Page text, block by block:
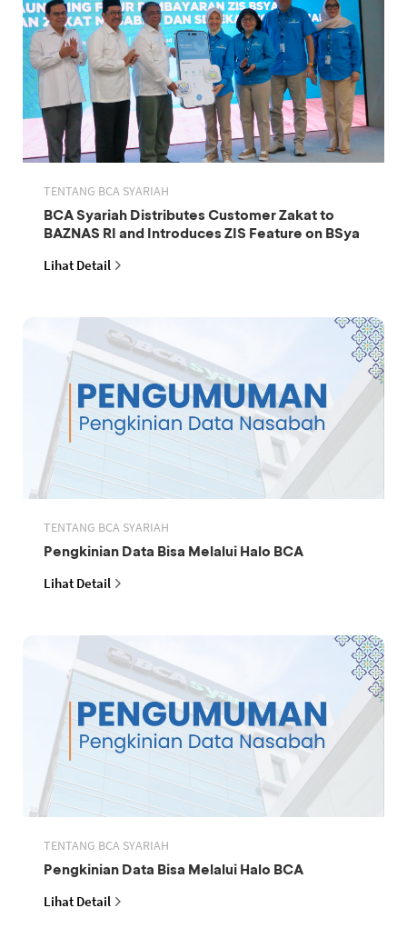
TENTANG BCA SYARIAH
BCA Syariah Distributes Customer Zakat to
BAZNAS RI and Introduces ZIS Feature on BSya
Lihat Detail
TENTANG BCA SYARIAH
Pengkinian Data Bisa Melalui Halo BCA
Lihat Detail
TENTANG BCA SYARIAH
Pengkinian Data Bisa Melalui Halo BCA
Lihat Detail